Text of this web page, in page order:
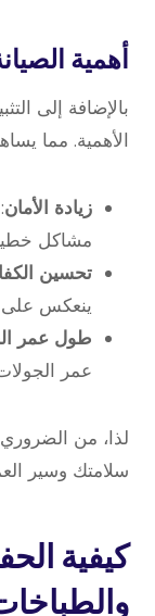
أهمية
بالإضافة إلى
الأهمية. مما
زيادة الأمان
مشاكل
تحسين
ينعكس على
طول عمر
عمر
لذا، من الضروري
سلامتك وسير
كيفية